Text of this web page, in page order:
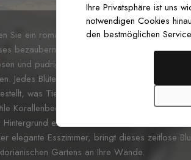
Sie ein romantisches Refugium mit unserer
bezaubernde Design zeigt zarte
und pudrig blauen Blumen, die sich
Jedes Blütenblatt und Blattwerk ist meisterhaft
was Tiefe und Bewegung in der
Korallenbeeren fügen natürliche Details
Hintergrund eine ätherische Tiefe schaffen.
elegante Esszimmer, bringt dieses zeitlose
Gartens an Ihre Wände.
Ihre Privatsphäre ist uns
notwendigen Cookies
den bestmöglichen